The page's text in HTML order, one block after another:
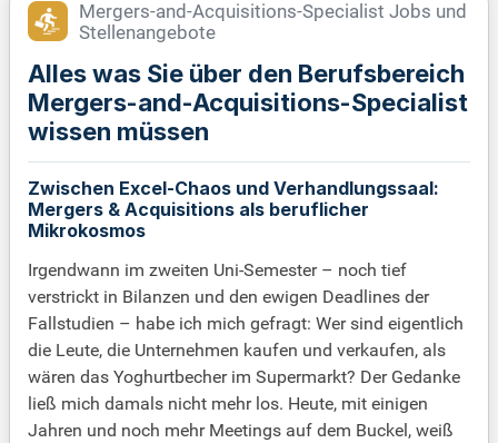
Mergers-and-Acquisitions-Specialist Jobs und
Stellenangebote
Alles was Sie über den Berufsbereich
Mergers-and-Acquisitions-Specialist
wissen müssen
Zwischen Excel-Chaos und Verhandlungssaal:
Mergers & Acquisitions als beruflicher
Mikrokosmos
Irgendwann im zweiten Uni-Semester – noch tief
verstrickt in Bilanzen und den ewigen Deadlines der
Fallstudien – habe ich mich gefragt: Wer sind eigentlich
die Leute, die Unternehmen kaufen und verkaufen, als
wären das Yoghurtbecher im Supermarkt? Der Gedanke
ließ mich damals nicht mehr los. Heute, mit einigen
Jahren und noch mehr Meetings auf dem Buckel, weiß